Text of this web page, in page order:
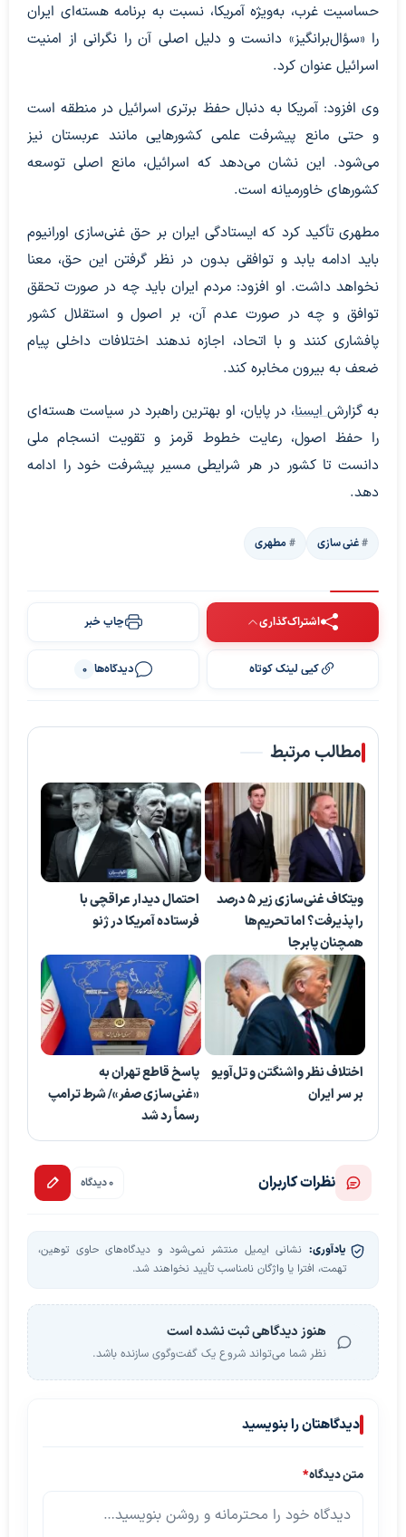
حساسیت غرب، به‌ویژه آمریکا، نسبت به برنامه هسته‌ای ایران
را «سؤال‌برانگیز» دانست و دلیل اصلی آن را نگرانی از امنیت
اسرائیل عنوان کرد.
وی افزود: آمریکا به دنبال حفظ برتری اسرائیل در منطقه است
و حتی مانع پیشرفت علمی کشورهایی مانند عربستان نیز
می‌شود. این نشان می‌دهد که اسرائیل، مانع اصلی توسعه
کشورهای خاورمیانه است.
مطهری تأکید کرد که ایستادگی ایران بر حق غنی‌سازی اورانیوم
باید ادامه یابد و توافقی بدون در نظر گرفتن این حق، معنا
نخواهد داشت. او افزود: مردم ایران باید چه در صورت تحقق
توافق و چه در صورت عدم آن، بر اصول و استقلال کشور
پافشاری کنند و با اتحاد، اجازه ندهند اختلافات داخلی پیام
ضعف به بیرون مخابره کند.
به گزارشایسنا، در پایان، او بهترین راهبرد در سیاست هسته‌ای
را حفظ اصول، رعایت خطوط قرمز و تقویت انسجام ملی
دانست تا کشور در هر شرایطی مسیر پیشرفت خود را ادامه
دهد.
غنی سازی مطهری
اشتراک‌گذاری چاپ خبر
کپی لینک کوتاه دیدگاه‌ها 0
مطالب مرتبط
ویتکاف غنی‌سازی زیر ۵ درصد
را پذیرفت؟ اما تحریم‌ها
همچنان پابرجا
احتمال دیدار عراقچی با
فرستاده آمریکا در ژنو
اختلاف نظر واشنگتن و تل‌آویو
بر سر ایران
پاسخ قاطع تهران به
«غنی‌سازی صفر»/ شرط ترامپ
رسماً رد شد
نظرات کاربران 0 دیدگاه
یادآوری: نشانی ایمیل منتشر نمی‌شود و دیدگاه‌های حاوی توهین،
تهمت، افترا یا واژگان نامناسب تأیید نخواهند شد.
هنوز دیدگاهی ثبت نشده است
نظر شما می‌تواند شروع یک گفت‌وگوی سازنده باشد.
دیدگاهتان را بنویسید
متن دیدگاه*